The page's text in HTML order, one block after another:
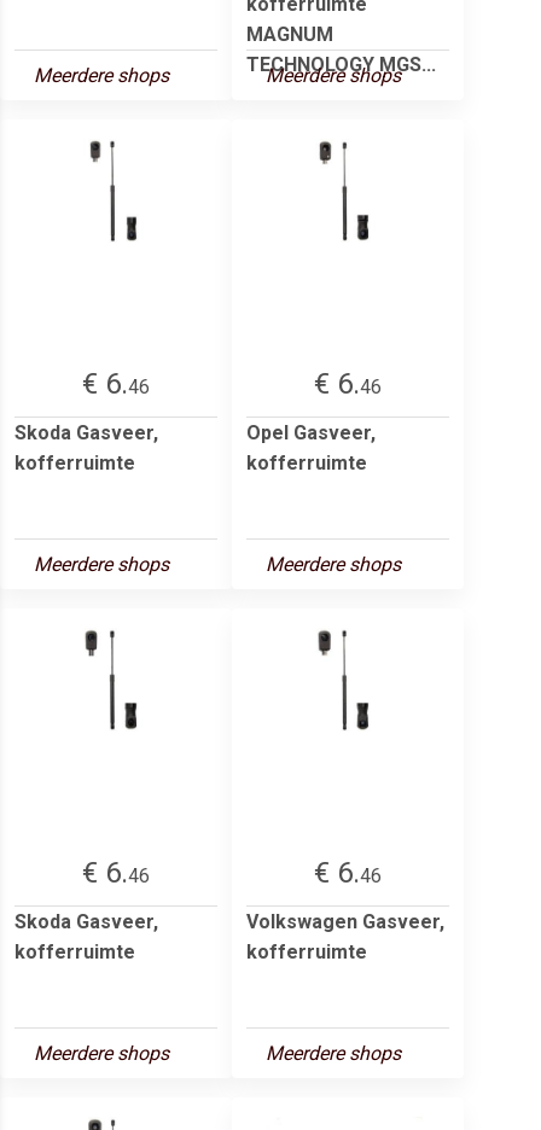
Meerdere shops
MAGNUM
TECHNOLOGY MGS...
Meerdere shops
€ 6.46
Skoda Gasveer,
kofferruimte
Meerdere shops
€ 6.46
Opel Gasveer,
kofferruimte
Meerdere shops
€ 6.46
Skoda Gasveer,
kofferruimte
Meerdere shops
€ 6.46
Volkswagen Gasveer,
kofferruimte
Meerdere shops